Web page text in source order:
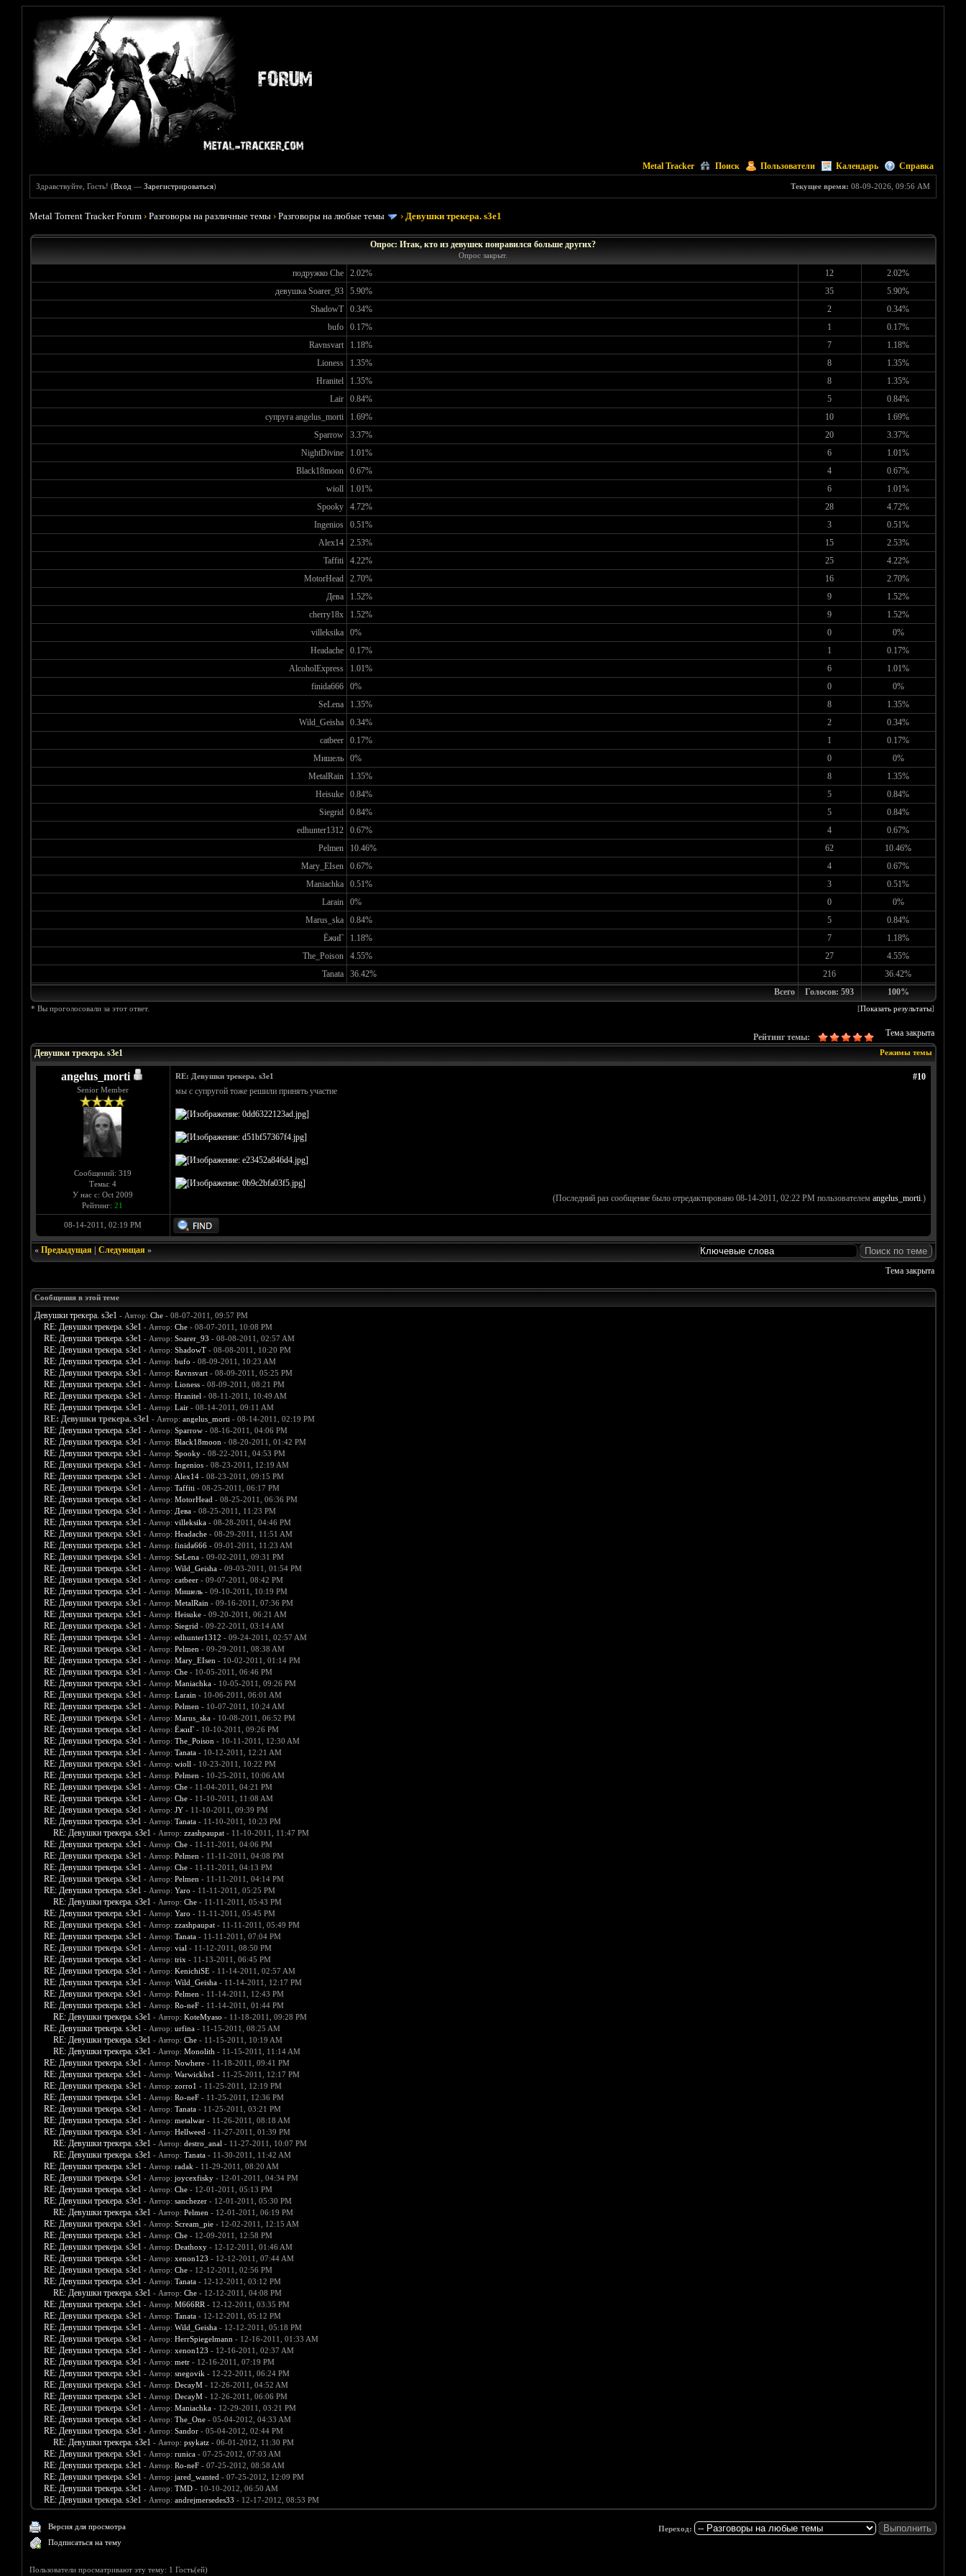
Metal Tracker Поиск Пользователи Календарь Справка
Текущее время: 08-09-2026, 09:56 AM
Здравствуйте, Гость! (Вход —Зарегистрироваться)
Metal Torrent Tracker Forum ›Разговоры на различные темы ›Разговоры на любые темы ›Девушки трекера. s3e1
Опрос: Итак, кто из девушек понравился больше других?
Опрос закрыт.
подружко Che 2.02% 12
2.02%
девушка Soarer_93
5.90% 35
5.90%
ShadowT
0.34% 2
0.34%
bufo
0.17% 1
0.17%
Ravnsvart
1.18% 7
1.18%
Lioness
1.35% 8
1.35%
Hranitel
1.35% 8
1.35%
Lair
0.84% 5
0.84%
супруга angelus_morti
1.69% 10
1.69%
Sparrow
3.37% 20
3.37%
NightDivine
1.01% 6
1.01%
Black18moon
0.67% 4
0.67%
wioll
1.01% 6
1.01%
Spooky
4.72% 28
4.72%
Ingenios
0.51% 3
0.51%
Alex14
2.53% 15
2.53%
Taffiti
4.22% 25
4.22%
MotorHead
2.70% 16
2.70%
Дева
1.52% 9
1.52%
cherry18x
1.52% 9
1.52%
villeksika
0% 0
0%
Headache
0.17% 1
0.17%
AlcoholExpress
1.01% 6
1.01%
finida666
0% 0
0%
SeLena
1.35% 8
1.35%
Wild_Geisha
0.34% 2
0.34%
catbeer
0.17% 1
0.17%
Мишель
0% 0
0%
MetalRain
1.35% 8
1.35%
Heisuke
0.84% 5
0.84%
Siegrid
0.84% 5
0.84%
edhunter1312
0.67% 4
0.67%
Pelmen
10.46% 62
10.46%
Mary_EIsen
0.67% 4
0.67%
Maniachka
0.51% 3
0.51%
Larain
0% 0
0%
Marus_ska
0.84% 5
0.84%
ЁжиГ
1.18% 7
1.18%
The_Poison
4.55% 27
4.55%
Tanata
36.42% 216
36.42%
Всего
Голосов: 593 100%
* Вы проголосовали за этот ответ. [Показать результаты]
Тема закрыта
Рейтинг темы:
Режимы темы
Девушки трекера. s3e1
angelus_morti
Senior Member
Сообщений: 319
Темы: 4
У нас с: Oct 2009
Рейтинг: 21
#10
RE: Девушки трекера. s3e1
мы с супругой тоже решили принять участие
(Последний раз сообщение было отредактировано 08-14-2011, 02:22 PM пользователем angelus_morti.)
08-14-2011, 02:19 PM
« Предыдущая| Следующая»
Тема закрыта
Сообщения в этой теме
Девушки трекера. s3e1 - Автор: Che- 08-07-2011, 09:57 PM
RE: Девушки трекера. s3e1 - Автор: Che- 08-07-2011, 10:08 PM
RE: Девушки трекера. s3e1 - Автор: Soarer_93 - 08-08-2011, 02:57 AM
RE: Девушки трекера. s3e1 - Автор: ShadowT- 08-08-2011, 10:20 PM
RE: Девушки трекера. s3e1 - Автор: bufo - 08-09-2011, 10:23 AM
RE: Девушки трекера. s3e1 - Автор: Ravnsvart- 08-09-2011, 05:25 PM
RE: Девушки трекера. s3e1 - Автор: Lioness- 08-09-2011, 08:21 PM
RE: Девушки трекера. s3e1 - Автор: Hranitel - 08-11-2011, 10:49 AM
RE: Девушки трекера. s3e1 - Автор: Lair- 08-14-2011, 09:11 AM
RE: Девушки трекера. s3e1 - Автор: angelus_morti - 08-14-2011, 02:19 PM
RE: Девушки трекера. s3e1 - Автор: Sparrow- 08-16-2011, 04:06 PM
RE: Девушки трекера. s3e1 - Автор: Black18moon - 08-20-2011, 01:42 PM
RE: Девушки трекера. s3e1 - Автор: Spooky- 08-22-2011, 04:53 PM
RE: Девушки трекера. s3e1 - Автор: Ingenios- 08-23-2011, 12:19 AM
RE: Девушки трекера. s3e1 - Автор: Alex14- 08-23-2011, 09:15 PM
RE: Девушки трекера. s3e1 - Автор: Taffiti - 08-25-2011, 06:17 PM
RE: Девушки трекера. s3e1 - Автор: MotorHead - 08-25-2011, 06:36 PM
RE: Девушки трекера. s3e1 - Автор: Дева- 08-25-2011, 11:23 PM
RE: Девушки трекера. s3e1 - Автор: villeksika- 08-28-2011, 04:46 PM
RE: Девушки трекера. s3e1 - Автор: Headache- 08-29-2011, 11:51 AM
RE: Девушки трекера. s3e1 - Автор: finida666- 09-01-2011, 11:23 AM
RE: Девушки трекера. s3e1 - Автор: SeLena- 09-02-2011, 09:31 PM
RE: Девушки трекера. s3e1 - Автор: Wild_Geisha- 09-03-2011, 01:54 PM
RE: Девушки трекера. s3e1 - Автор: catbeer- 09-07-2011, 08:42 PM
RE: Девушки трекера. s3e1 - Автор: Мишель- 09-10-2011, 10:19 PM
RE: Девушки трекера. s3e1 - Автор: MetalRain - 09-16-2011, 07:36 PM
RE: Девушки трекера. s3e1 - Автор: Heisuke- 09-20-2011, 06:21 AM
RE: Девушки трекера. s3e1 - Автор: Siegrid - 09-22-2011, 03:14 AM
RE: Девушки трекера. s3e1 - Автор: edhunter1312 - 09-24-2011, 02:57 AM
RE: Девушки трекера. s3e1 - Автор: Pelmen - 09-29-2011, 08:38 AM
RE: Девушки трекера. s3e1 - Автор: Mary_EIsen - 10-02-2011, 01:14 PM
RE: Девушки трекера. s3e1 - Автор: Che- 10-05-2011, 06:46 PM
RE: Девушки трекера. s3e1 - Автор: Maniachka- 10-05-2011, 09:26 PM
RE: Девушки трекера. s3e1 - Автор: Larain - 10-06-2011, 06:01 AM
RE: Девушки трекера. s3e1 - Автор: Pelmen - 10-07-2011, 10:24 AM
RE: Девушки трекера. s3e1 - Автор: Marus_ska- 10-08-2011, 06:52 PM
RE: Девушки трекера. s3e1 - Автор: ЁжиГ- 10-10-2011, 09:26 PM
RE: Девушки трекера. s3e1 - Автор: The_Poison - 10-11-2011, 12:30 AM
RE: Девушки трекера. s3e1 - Автор: Tanata- 10-12-2011, 12:21 AM
RE: Девушки трекера. s3e1 - Автор: wioll - 10-23-2011, 10:22 PM
RE: Девушки трекера. s3e1 - Автор: Pelmen - 10-25-2011, 10:06 AM
RE: Девушки трекера. s3e1 - Автор: Che- 11-04-2011, 04:21 PM
RE: Девушки трекера. s3e1 - Автор: Che- 11-10-2011, 11:08 AM
RE: Девушки трекера. s3e1 - Автор: JY- 11-10-2011, 09:39 PM
RE: Девушки трекера. s3e1 - Автор: Tanata- 11-10-2011, 10:23 PM
RE: Девушки трекера. s3e1 - Автор: zzashpaupat- 11-10-2011, 11:47 PM
RE: Девушки трекера. s3e1 - Автор: Che- 11-11-2011, 04:06 PM
RE: Девушки трекера. s3e1 - Автор: Pelmen - 11-11-2011, 04:08 PM
RE: Девушки трекера. s3e1 - Автор: Che- 11-11-2011, 04:13 PM
RE: Девушки трекера. s3e1 - Автор: Pelmen - 11-11-2011, 04:14 PM
RE: Девушки трекера. s3e1 - Автор: Yaro - 11-11-2011, 05:25 PM
RE: Девушки трекера. s3e1 - Автор: Che- 11-11-2011, 05:43 PM
RE: Девушки трекера. s3e1 - Автор: Yaro - 11-11-2011, 05:45 PM
RE: Девушки трекера. s3e1 - Автор: zzashpaupat- 11-11-2011, 05:49 PM
RE: Девушки трекера. s3e1 - Автор: Tanata- 11-11-2011, 07:04 PM
RE: Девушки трекера. s3e1 - Автор: vial - 11-12-2011, 08:50 PM
RE: Девушки трекера. s3e1 - Автор: trix - 11-13-2011, 06:45 PM
RE: Девушки трекера. s3e1 - Автор: KenichiSE- 11-14-2011, 02:57 AM
RE: Девушки трекера. s3e1 - Автор: Wild_Geisha- 11-14-2011, 12:17 PM
RE: Девушки трекера. s3e1 - Автор: Pelmen - 11-14-2011, 12:43 PM
RE: Девушки трекера. s3e1 - Автор: Ro-neF- 11-14-2011, 01:44 PM
RE: Девушки трекера. s3e1 - Автор: KoteMyaso - 11-18-2011, 09:28 PM
RE: Девушки трекера. s3e1 - Автор: urfina- 11-15-2011, 08:25 AM
RE: Девушки трекера. s3e1 - Автор: Che- 11-15-2011, 10:19 AM
RE: Девушки трекера. s3e1 - Автор: Monolith - 11-15-2011, 11:14 AM
RE: Девушки трекера. s3e1 - Автор: Nowhere- 11-18-2011, 09:41 PM
RE: Девушки трекера. s3e1 - Автор: Warwickbs1 - 11-25-2011, 12:17 PM
RE: Девушки трекера. s3e1 - Автор: zorro1 - 11-25-2011, 12:19 PM
RE: Девушки трекера. s3e1 - Автор: Ro-neF- 11-25-2011, 12:36 PM
RE: Девушки трекера. s3e1 - Автор: Tanata- 11-25-2011, 03:21 PM
RE: Девушки трекера. s3e1 - Автор: metalwar- 11-26-2011, 08:18 AM
RE: Девушки трекера. s3e1 - Автор: Hellweed - 11-27-2011, 01:39 PM
RE: Девушки трекера. s3e1 - Автор: destro_anal - 11-27-2011, 10:07 PM
RE: Девушки трекера. s3e1 - Автор: Tanata- 11-30-2011, 11:42 AM
RE: Девушки трекера. s3e1 - Автор: radak - 11-29-2011, 08:20 AM
RE: Девушки трекера. s3e1 - Автор: joycexfisky- 12-01-2011, 04:34 PM
RE: Девушки трекера. s3e1 - Автор: Che- 12-01-2011, 05:13 PM
RE: Девушки трекера. s3e1 - Автор: sanchezer- 12-01-2011, 05:30 PM
RE: Девушки трекера. s3e1 - Автор: Pelmen - 12-01-2011, 06:19 PM
RE: Девушки трекера. s3e1 - Автор: Scream_pie- 12-02-2011, 12:15 AM
RE: Девушки трекера. s3e1 - Автор: Che- 12-09-2011, 12:58 PM
RE: Девушки трекера. s3e1 - Автор: Deathoxy- 12-12-2011, 01:46 AM
RE: Девушки трекера. s3e1 - Автор: xenon123 - 12-12-2011, 07:44 AM
RE: Девушки трекера. s3e1 - Автор: Che- 12-12-2011, 02:56 PM
RE: Девушки трекера. s3e1 - Автор: Tanata- 12-12-2011, 03:12 PM
RE: Девушки трекера. s3e1 - Автор: Che- 12-12-2011, 04:08 PM
RE: Девушки трекера. s3e1 - Автор: M666RR - 12-12-2011, 03:35 PM
RE: Девушки трекера. s3e1 - Автор: Tanata- 12-12-2011, 05:12 PM
RE: Девушки трекера. s3e1 - Автор: Wild_Geisha- 12-12-2011, 05:18 PM
RE: Девушки трекера. s3e1 - Автор: HerrSpiegelmann - 12-16-2011, 01:33 AM
RE: Девушки трекера. s3e1 - Автор: xenon123 - 12-16-2011, 02:37 AM
RE: Девушки трекера. s3e1 - Автор: metr- 12-16-2011, 07:19 PM
RE: Девушки трекера. s3e1 - Автор: snegovik - 12-22-2011, 06:24 PM
RE: Девушки трекера. s3e1 - Автор: DecayM- 12-26-2011, 04:52 AM
RE: Девушки трекера. s3e1 - Автор: DecayM- 12-26-2011, 06:06 PM
RE: Девушки трекера. s3e1 - Автор: Maniachka- 12-29-2011, 03:21 PM
RE: Девушки трекера. s3e1 - Автор: The_One- 05-04-2012, 04:33 AM
RE: Девушки трекера. s3e1 - Автор: Sandor- 05-04-2012, 02:44 PM
RE: Девушки трекера. s3e1 - Автор: psykatz- 06-01-2012, 11:30 PM
RE: Девушки трекера. s3e1 - Автор: runica- 07-25-2012, 07:03 AM
RE: Девушки трекера. s3e1 - Автор: Ro-neF- 07-25-2012, 08:58 AM
RE: Девушки трекера. s3e1 - Автор: jared_wanted - 07-25-2012, 12:09 PM
RE: Девушки трекера. s3e1 - Автор: TMD- 10-10-2012, 06:50 AM
RE: Девушки трекера. s3e1 - Автор: andrejmersedes33 - 12-17-2012, 08:53 PM
Версия для просмотра
Подписаться на тему
Переход:
Пользователи просматривают эту тему: 1 Гость(ей)